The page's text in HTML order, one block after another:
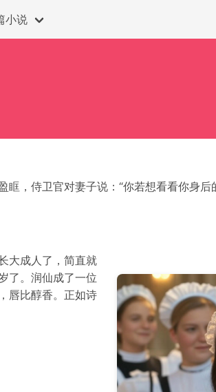
小说
，侍卫官对妻子说：“你若想看看你身后
大成人了，简直就
了。润仙成了一位
唇比醇香。正如诗